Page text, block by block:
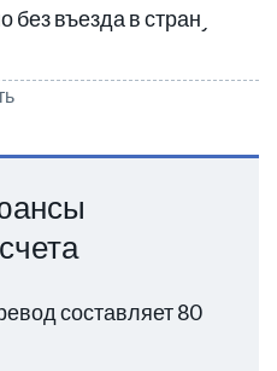
въезда в страну
составляет 80